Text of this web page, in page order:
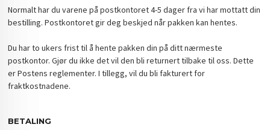
Normalt har du varene på postkontoret 4-5 dager fra vi har mottatt din
bestilling. Postkontoret gir deg beskjed når pakken kan hentes.
Du har to ukers frist til å hente pakken din på ditt nærmeste
postkontor. Gjør du ikke det vil den bli returnert tilbake til oss. Dette
er Postens reglementer. I tillegg, vil du bli fakturert for
fraktkostnadene.
BETALING